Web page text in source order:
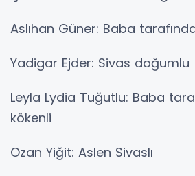
Aslıhan Güner: Baba
Yadigar Ejder: Sivas doğumlu
Leyla Lydia Tuğutlu: Baba
kökenli
Ozan Yiğit: Aslen Sivaslı